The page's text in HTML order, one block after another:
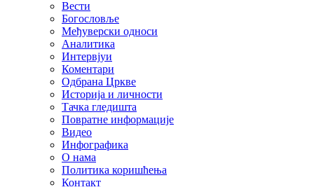
Вести
Богословље
Међуверски односи
Аналитика
Интервјуи
Коментари
Одбрана Цркве
Историја и личности
Тачка гледишта
Повратне информације
Видео
Инфографика
О нама
Политика коришћења
Контакт